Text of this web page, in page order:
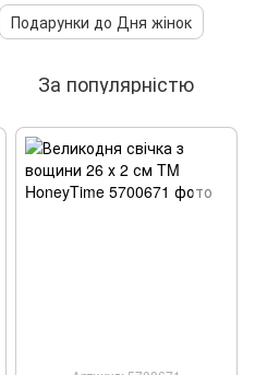
Подарунки до Дня жінок
За популярністю